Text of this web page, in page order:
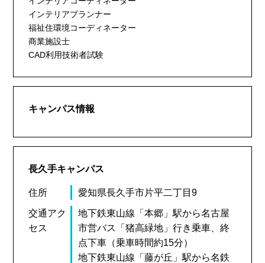
インテリアプランナー
福祉住環境コーディネーター
商業施設士
CAD利用技術者試験
キャンパス情報
長久手キャンパス
住所 愛知県長久手市片平二丁目9
交通アク
セス
地下鉄東山線「本郷」駅から名古屋
市営バス「猪高緑地」行き乗車、終
点下車（乗車時間約15分）
地下鉄東山線「藤が丘」駅から名鉄